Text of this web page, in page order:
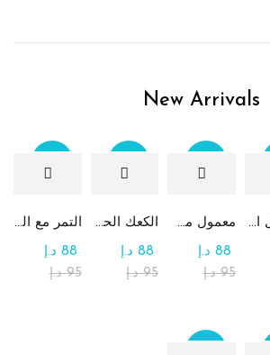
New Arrivals
المعمول التقليدي بالتمر معمول من القمح الكامل بدون سكر
95 د.إ
88 د.إ
الكعك الحساوي بالتمر
95 د.إ
88 د.إ
التمر مع الطحينة (التمريه)
95 د.إ
88 د.إ